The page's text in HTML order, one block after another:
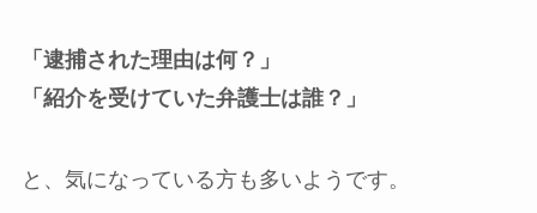
「逮捕された理由は何？」
「紹介を受けていた弁護士は誰？」
と、気になっている方も多いようです。